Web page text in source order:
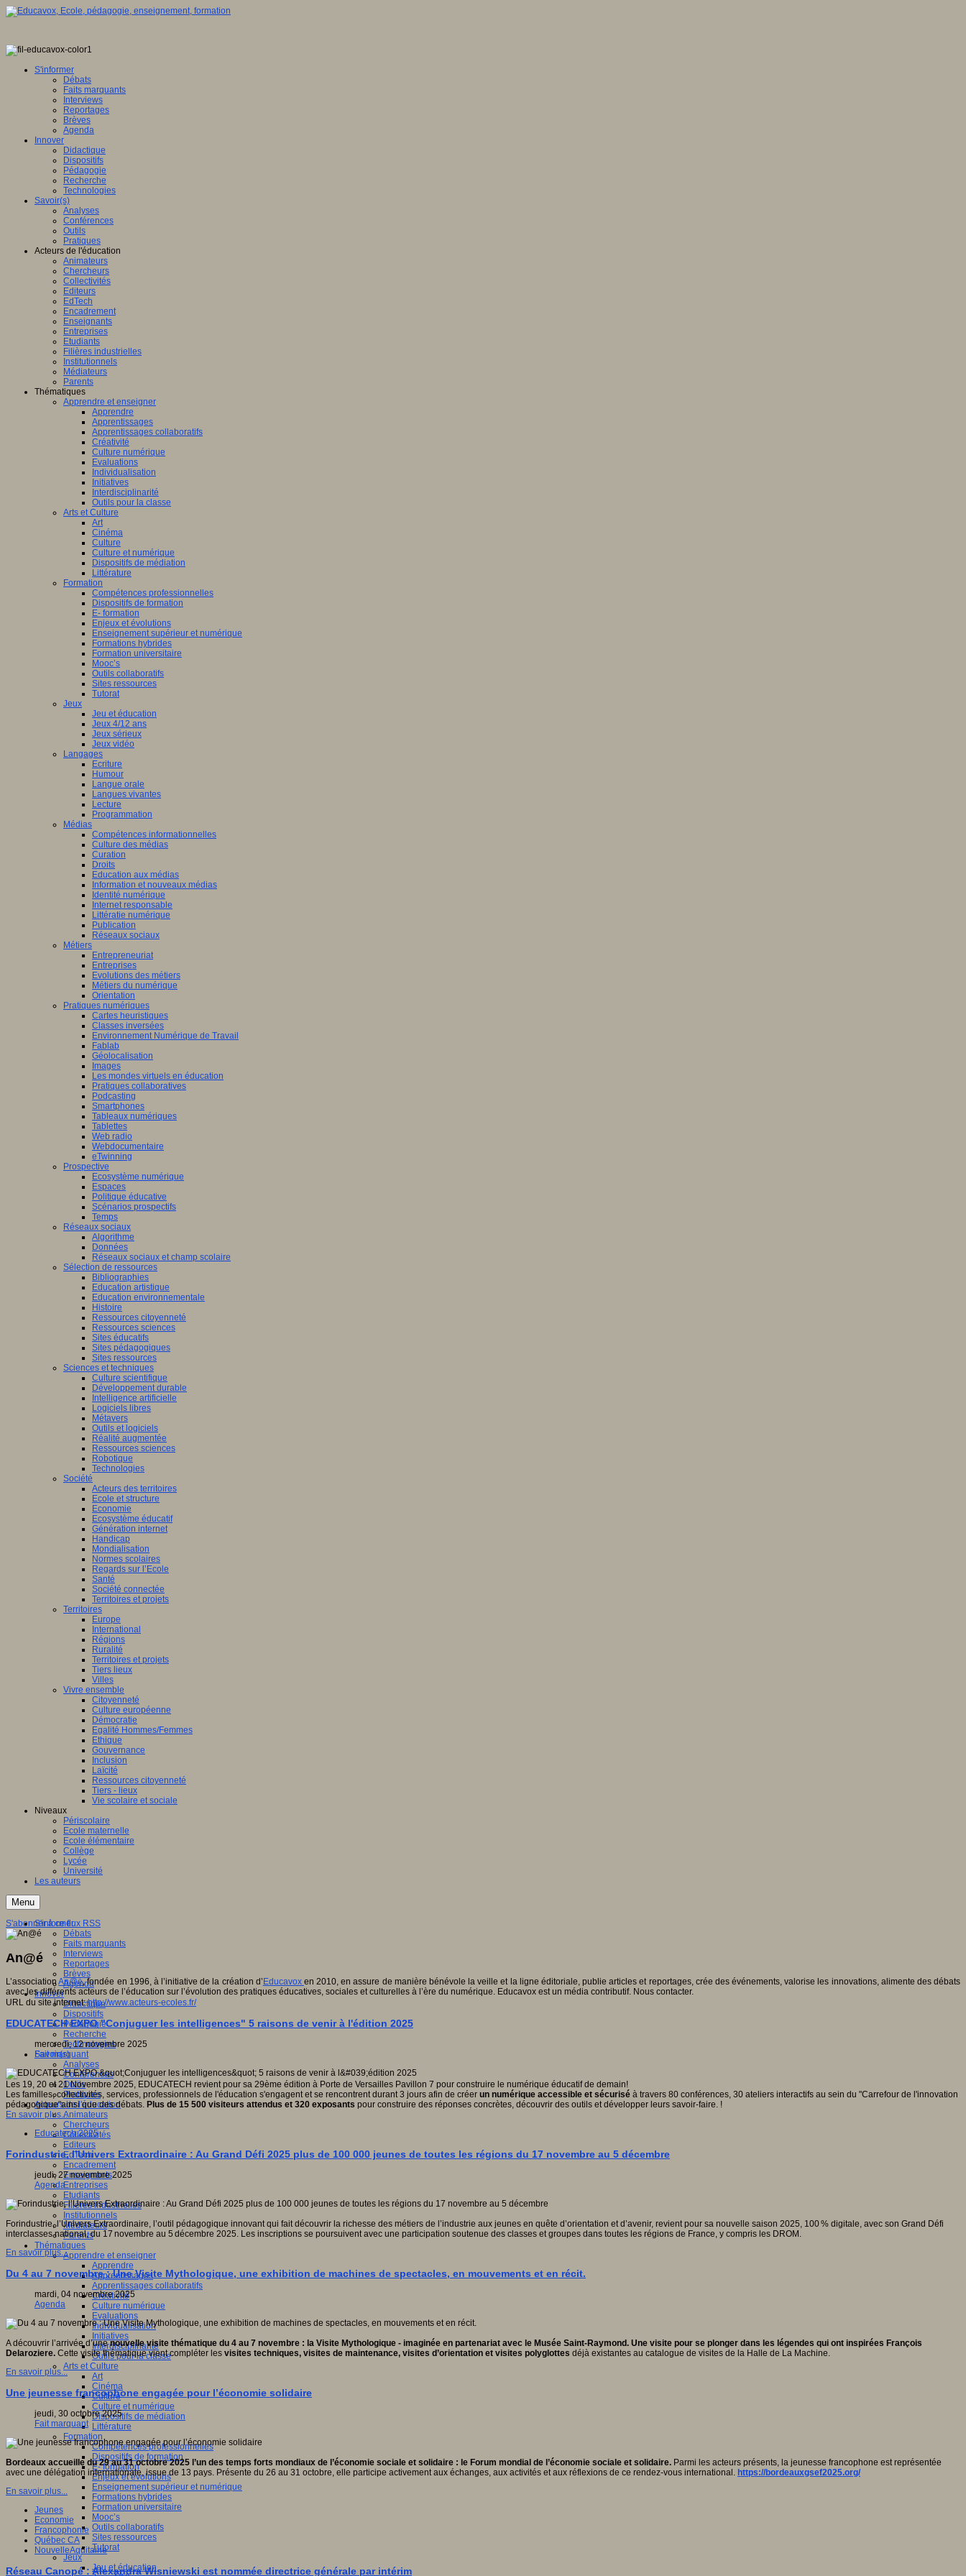
S'informer
Débats
Faits marquants
Interviews
Reportages
Brèves
Agenda
Innover
Didactique
Dispositifs
Pédagogie
Recherche
Technologies
Savoir(s)
Analyses
Conférences
Outils
Pratiques
Acteurs de l'éducation
Animateurs
Chercheurs
Collectivités
Editeurs
EdTech
Encadrement
Enseignants
Entreprises
Etudiants
Filières industrielles
Institutionnels
Médiateurs
Parents
Thématiques
Apprendre et enseigner
Apprendre
Apprentissages
Apprentissages collaboratifs
Créativité
Culture numérique
Evaluations
Individualisation
Initiatives
Interdisciplinarité
Outils pour la classe
Arts et Culture
Art
Cinéma
Culture
Culture et numérique
Dispositifs de médiation
Littérature
Formation
Compétences professionnelles
Dispositifs de formation
E- formation
Enjeux et évolutions
Enseignement supérieur et numérique
Formations hybrides
Formation universitaire
Mooc’s
Outils collaboratifs
Sites ressources
Tutorat
Jeux
Jeu et éducation
Jeux 4/12 ans
Jeux sérieux
Jeux vidéo
Langages
Ecriture
Humour
Langue orale
Langues vivantes
Lecture
Programmation
Médias
Compétences informationnelles
Culture des médias
Curation
Droits
Education aux médias
Information et nouveaux médias
Identité numérique
Internet responsable
Littératie numérique
Publication
Réseaux sociaux
Métiers
Entrepreneuriat
Entreprises
Evolutions des métiers
Métiers du numérique
Orientation
Pratiques numériques
Cartes heuristiques
Classes inversées
Environnement Numérique de Travail
Fablab
Géolocalisation
Images
Les mondes virtuels en éducation
Pratiques collaboratives
Podcasting
Smartphones
Tableaux numériques
Tablettes
Web radio
Webdocumentaire
eTwinning
Prospective
Ecosystème numérique
Espaces
Politique éducative
Scénarios prospectifs
Temps
Réseaux sociaux
Algorithme
Données
Réseaux sociaux et champ scolaire
Sélection de ressources
Bibliographies
Education artistique
Education environnementale
Histoire
Ressources citoyenneté
Ressources sciences
Sites éducatifs
Sites pédagogiques
Sites ressources
Sciences et techniques
Culture scientifique
Développement durable
Intelligence artificielle
Logiciels libres
Métavers
Outils et logiciels
Réalité augmentée
Ressources sciences
Robotique
Technologies
Société
Acteurs des territoires
Ecole et structure
Economie
Ecosystème éducatif
Génération internet
Handicap
Mondialisation
Normes scolaires
Regards sur l’Ecole
Santé
Société connectée
Territoires et projets
Territoires
Europe
International
Régions
Ruralité
Territoires et projets
Tiers lieux
Villes
Vivre ensemble
Citoyenneté
Culture européenne
Démocratie
Egalité Hommes/Femmes
Ethique
Gouvernance
Inclusion
Laïcité
Ressources citoyenneté
Tiers - lieux
Vie scolaire et sociale
Niveaux
Périscolaire
Ecole maternelle
Ecole élémentaire
Collège
Lycée
Université
Les auteurs
Menu
S'informer
Débats
Faits marquants
Interviews
Reportages
Brèves
Agenda
Innover
Didactique
Dispositifs
Pédagogie
Recherche
Technologies
Savoir(s)
Analyses
Conférences
Outils
Pratiques
Acteurs de l'éducation
Animateurs
Chercheurs
Collectivités
Editeurs
EdTech
Encadrement
Enseignants
Entreprises
Etudiants
Filières industrielles
Institutionnels
Médiateurs
Parents
Thématiques
Apprendre et enseigner
Apprendre
Apprentissages
Apprentissages collaboratifs
Créativité
Culture numérique
Evaluations
Individualisation
Initiatives
Interdisciplinarité
Outils pour la classe
Arts et Culture
Art
Cinéma
Culture
Culture et numérique
Dispositifs de médiation
Littérature
Formation
Compétences professionnelles
Dispositifs de formation
E- formation
Enjeux et évolutions
Enseignement supérieur et numérique
Formations hybrides
Formation universitaire
Mooc’s
Outils collaboratifs
Sites ressources
Tutorat
Jeux
Jeu et éducation
S'abonner à ce flux RSS
An@é
L’associationAn@é, fondée en 1996, à l’initiative de la création d’Educavox en 2010, en assure de manière bénévole la veille et la ligne éditoriale, publie articles et reportages, crée des événements, valorise les innovations, alimente des débats
avec les différents acteurs de l’éducation sur l’évolution des pratiques éducatives, sociales et culturelles à l’ère du numérique. Educavox est un média contributif. Nous contacter.
URL du site internet:http://www.acteurs-ecoles.fr/
EDUCATECH EXPO "Conjuguer les intelligences" 5 raisons de venir à l'édition 2025
mercredi, 12 novembre 2025
Fait marquant
Les 19, 20 et 21 Novembre 2025, EDUCATECH revient pour sa 29ème édition à Porte de Versailles Pavillon 7 pour construire le numérique éducatif de demain!
Les familles, collectivités, services, professionnels de l'éducation s'engagent et se rencontrent durant 3 jours afin de créer un numérique accessible et sécurisé à travers 80 conférences, 30 ateliers interactifs au sein du "Carrefour de l'innovation
pédagogique"ainsi que des débats. Plus de 15 500 visiteurs attendus et 320 exposants pour construire des réponses concrètes, découvrir des outils et développer leurs savoir-faire. !
En savoir plus...
Educatech 2025
Forindustrie, l’Univers Extraordinaire : Au Grand Défi 2025 plus de 100 000 jeunes de toutes les régions du 17 novembre au 5 décembre
jeudi, 27 novembre 2025
Agenda
Forindustrie, l’Univers Extraordinaire, l’outil pédagogique innovant qui fait découvrir la richesse des métiers de l’industrie aux jeunes en quête d’orientation et d’avenir, revient pour sa nouvelle saison 2025, 100 % digitale, avec son Grand Défi
interclasses national, du 17 novembre au 5 décembre 2025. Les inscriptions se poursuivent avec une participation soutenue des classes et groupes dans toutes les régions de France, y compris les DROM.
En savoir plus...
Du 4 au 7 novembre : Une Visite Mythologique, une exhibition de machines de spectacles, en mouvements et en récit.
mardi, 04 novembre 2025
Agenda
A découvrir l’arrivée d’unenouvelle visite thématique du 4 au 7 novembre : la Visite Mythologique - imaginée en partenariat avec le Musée Saint-Raymond. Une visite pour se plonger dans les légendes qui ont inspirées François
Delaroziere. Cette visite thématique vient compléter les visites techniques, visites de maintenance, visites d’orientation et visites polyglottes déjà existantes au catalogue de visites de la Halle de La Machine.
En savoir plus...
Une jeunesse francophone engagée pour l’économie solidaire
jeudi, 30 octobre 2025
Fait marquant
Bordeaux accueille du 29 au 31 octobre 2025 l’un des temps forts mondiaux de l’économie sociale et solidaire : le Forum mondial de l’économie sociale et solidaire. Parmi les acteurs présents, la jeunesse francophone est représentée
avec une délégation internationale, issue de 13 pays. Présente du 26 au 31 octobre, elle participe activement aux échanges, aux activités et aux réflexions de ce rendez-vous international. https://bordeauxgsef2025.org/
En savoir plus...
Jeunes
Economie
Francophonie
Québec CA
NouvelleAquitaine
Réseau Canopé : Alexandra Wisniewski est nommée directrice générale par intérim